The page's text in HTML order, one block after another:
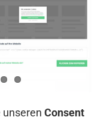
unseren Consent